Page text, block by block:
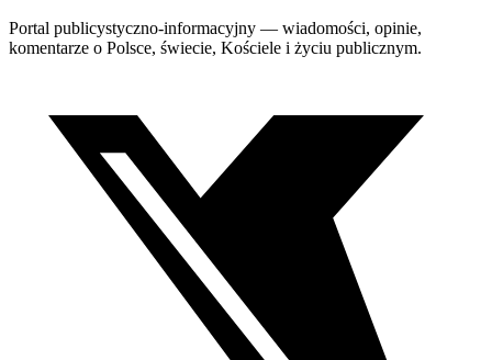
Portal publicystyczno-informacyjny — wiadomości, opinie,
komentarze o Polsce, świecie, Kościele i życiu publicznym.